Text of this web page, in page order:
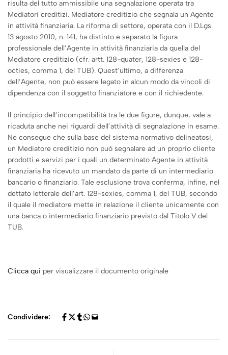
risulta del tutto ammissibile una segnalazione operata tra
Mediatori creditizi. Mediatore creditizio che segnala un Agente
in attività finanziaria. La riforma di settore, operata con il D.Lgs.
13 agosto 2010, n. 141, ha distinto e separato la figura
professionale dell’Agente in attività finanziaria da quella del
Mediatore creditizio (cfr. artt. 128-quater, 128-sexies e 128-
octies, comma 1, del TUB). Quest’ultimo, a differenza
dell’Agente, non può essere legato in alcun modo da vincoli di
dipendenza con il soggetto finanziatore e con il richiedente.
Il principio dell’incompatibilità tra le due figure, dunque, vale a
ricaduta anche nei riguardi dell’attività di segnalazione in esame.
Ne consegue che sulla base del sistema normativo delineatosi,
un Mediatore creditizio non può segnalare ad un proprio cliente
prodotti e servizi per i quali un determinato Agente in attività
finanziaria ha ricevuto un mandato da parte di un intermediario
bancario o finanziario. Tale esclusione trova conferma, infine, nel
dettato letterale dell’art. 128-sexies, comma 1, del TUB, secondo
il quale il mediatore mette in relazione il cliente unicamente con
una banca o intermediario finanziario previsto dal Titolo V del
TUB.
Clicca qui per visualizzare il documento originale
Condividere: